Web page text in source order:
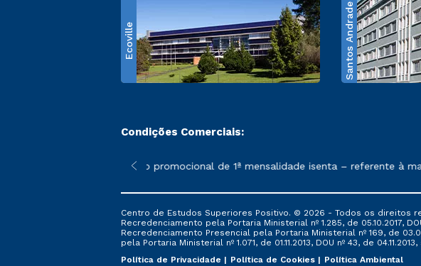
Ecoville Santos Andrade
Condições Comerciais:
sofrer alterações nos períodos de rematrícula conforme exposto no
*A condição promocional de 1ª mensalidade isenta – referente à
Centro de Estudos Superiores Positivo. © 2026 - Todos os direitos
Recredenciamento pela Portaria Ministerial nº 1.285, de 05.10.2017,
Recredenciamento Presencial ​pela Portaria Ministerial nº 169, de
pela Portaria Ministerial nº 1.071, de 01.11.2013, DOU nº 43, de
Política de Privacidade
Política de Cookies Política Ambiental